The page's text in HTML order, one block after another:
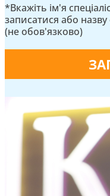
*Вкажіть ім'я
записатися або
(не обов'язково)